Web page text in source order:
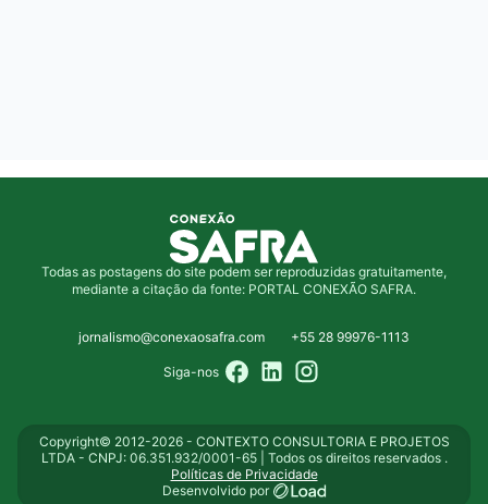
Todas as postagens do site podem ser reproduzidas gratuitamente,
mediante a citação da fonte: PORTAL CONEXÃO SAFRA.
jornalismo@conexaosafra.com +55 28 99976-1113
Siga-nos
Copyright© 2012-2026 - CONTEXTO CONSULTORIA E PROJETOS
LTDA - CNPJ: 06.351.932/0001-65 | Todos os direitos reservados .
Políticas de Privacidade
Desenvolvido por